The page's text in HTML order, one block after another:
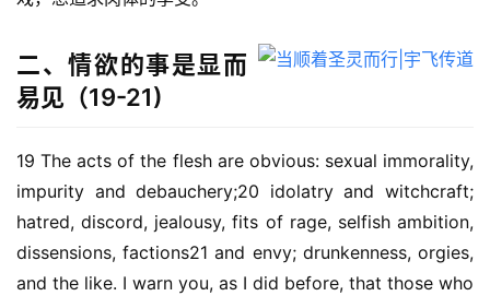
二、情欲的事是显而
易见（19-21)
19 The acts of the flesh are obvious: sexual immorality,
impurity and debauchery;20 idolatry and witchcraft;
hatred, discord, jealousy, fits of rage, selfish ambition,
dissensions, factions21 and envy; drunkenness, orgies,
and the like. I warn you, as I did before, that those who